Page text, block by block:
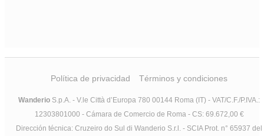
Política de privacidad Términos y condiciones
Wanderio S.p.A. - V.le Città d’Europa 780 00144 Roma (IT) - VAT/C.F./P.IVA.:
12303801000 - Cámara de Comercio de Roma - CS: 69.672,00 €
Dirección técnica: Cruzeiro do Sul di Wanderio S.r.l. - SCIA Prot. n° 65937 del